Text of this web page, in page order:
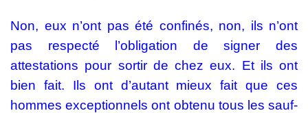
Non, eux n’ont pas été confinés, non, ils n’ont
pas respecté l’obligation de signer des
attestations pour sortir de chez eux. Et ils ont
bien fait. Ils ont d’autant mieux fait que ces
hommes exceptionnels ont obtenu tous les sauf-